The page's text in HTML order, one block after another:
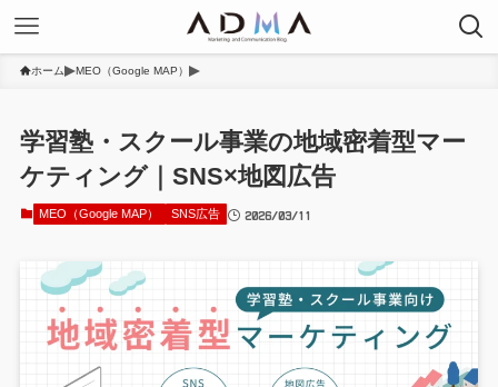
ホーム MEO（Google MAP）
学習塾・スクール事業の地域密着型マー
ケティング｜SNS×地図広告
MEO（Google MAP） SNS広告 2026/03/11